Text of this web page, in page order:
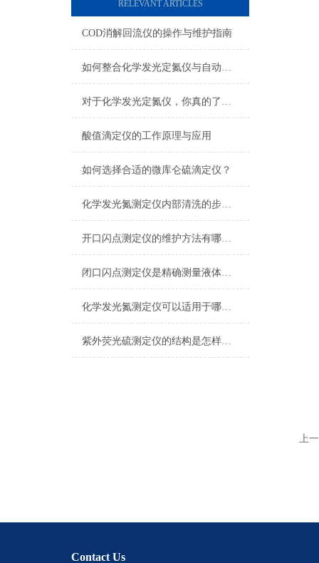
RELEVANT ARTICLES
COD消解回流仪的操作与维护指南
如何整合化学发光定氮仪与自动化系统
对于化学发光定氮仪，你真的了解吗？
酸值滴定仪的工作原理与应用
如何选择合适的微库仑硫滴定仪？
化学发光氮测定仪内部清洗的步骤，你学会了吗？
开口闪点测定仪的维护方法有哪些？
闭口闪点测定仪是精确测量液体燃料安全性的关键工具
化学发光氮测定仪可以适用于哪些标准？
紫外荧光硫测定仪的结构是怎样的？
上
Contact Us